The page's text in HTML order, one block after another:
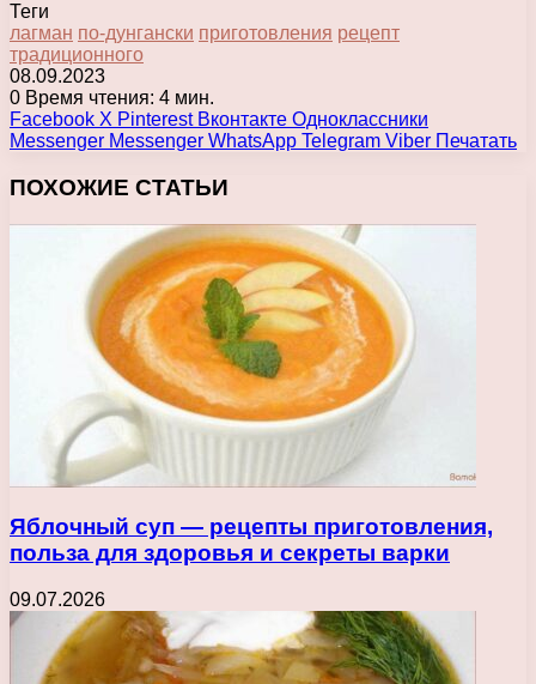
Теги
лагман по-дунгански приготовления рецепт
традиционного
08.09.2023
0 Время чтения: 4 мин.
Facebook X Pinterest Вконтакте Одноклассники
Messenger Messenger WhatsApp Telegram Viber Печатать
ПОХОЖИЕ СТАТЬИ
Яблочный суп — рецепты приготовления,
польза для здоровья и секреты варки
09.07.2026